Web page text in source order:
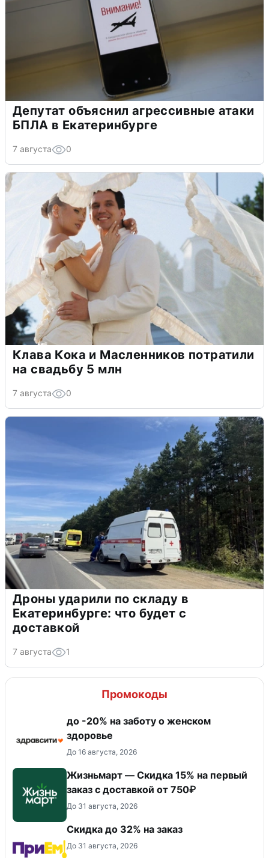
Депутат объяснил агрессивные атаки
БПЛА в Екатеринбурге
7 августа 0
Клава Кока и Масленников потратили
на свадьбу 5 млн
7 августа 0
Дроны ударили по складу в
Екатеринбурге: что будет с
доставкой
7 августа 1
Промокоды
до -20% на заботу о женском
здоровье
До 16 августа, 2026
Жизньмарт — Скидка 15% на первый
заказ с доставкой от 750₽
До 31 августа, 2026
Скидка до 32% на заказ
До 31 августа, 2026